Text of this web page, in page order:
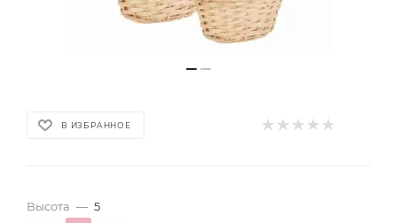
В ИЗБРАННОЕ
Высота — 5